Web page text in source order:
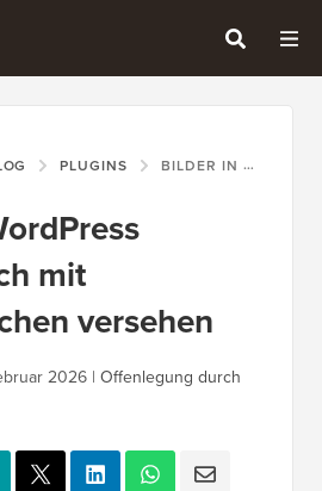
PLUGINS BILDER IN WORDPRESS AUTOMATISCH MIT WASSERZEICHEN VERSEHEN
mit
versehen
2026 | Offenlegung durch